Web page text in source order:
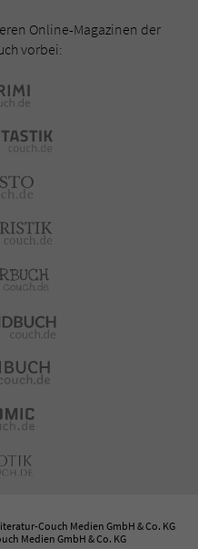
Online-Magazinen der
vorbei:
Couch Medien GmbH & Co. KG
Medien GmbH & Co. KG